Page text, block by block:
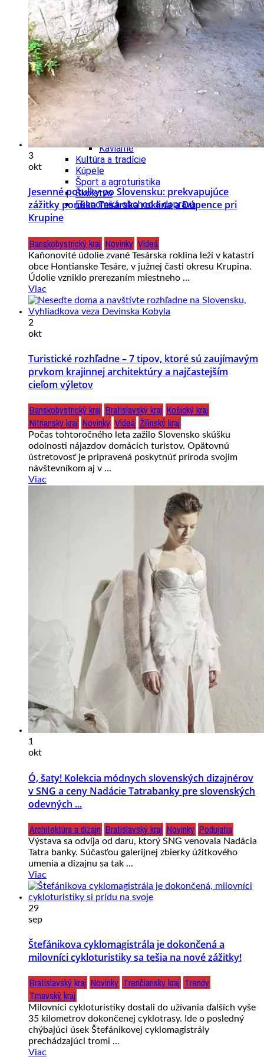
Tipy
Výlet
Turistika
Cyklistika
Hrady
Podujatia
Výstava
Galéria
Folklór
Ubytovanie
Pobyty
Wellness
Gastro
Kaviarne
Kultúra a tradície
Kúpele
Šport a agroturistika
Školstvo
Ekonomika obchod a doprava
3
okt
Jesenné potulky po Slovensku: prekvapujúce
zážitky ponúka Tesárska roklina a Dúpence pri
Krupine
Banskobystrický kraj Novinky Videá
Kaňonovité údolie zvané Tesárska roklina leží v katastri
obce Hontianske Tesáre, v južnej časti okresu Krupina.
Údolie vzniklo prerezaním miestneho ...
Viac
2
okt
Turistické rozhľadne – 7 tipov, ktoré sú zaujímavým
prvkom krajinnej architektúry a najčastejším
cieľom výletov
Banskobystrický kraj Bratislavský kraj Košický kraj
Nitriansky kraj Novinky Videá Žilinský kraj
Počas tohtoročného leta zažilo Slovensko skúšku
odolnosti nájazdov domácich turistov. Opätovnú
ústretovosť je pripravená poskytnúť príroda svojim
návštevníkom aj v ...
Viac
1
okt
Ó, šaty! Kolekcia módnych slovenských dizajnérov
v SNG a ceny Nadácie Tatrabanky pre slovenských
odevných ...
Architektúra a dizajn Bratislavský kraj Novinky Podujatia
Výstava sa odvíja od daru, ktorý SNG venovala Nadácia
Tatra banky. Súčasťou galerijnej zbierky úžitkového
umenia a dizajnu sa tak ...
Viac
29
sep
Štefánikova cyklomagistrála je dokončená a
milovníci cykloturistiky sa tešia na nové zážitky!
Bratislavský kraj Novinky Trenčiansky kraj Trendy
Trnavský kraj
Milovníci cykloturistiky dostali do užívania ďalších vyše
35 kilometrov dokončenej cyklotrasy. Ide o posledný
chýbajúci úsek Štefánikovej cyklomagistrály
prechádzajúci tromi ...
Viac